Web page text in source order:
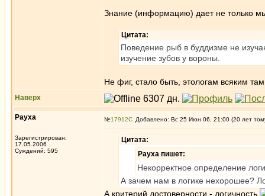
Знание (информацию) дает не только
Цитата:
Поведение рыб в буддизме не
изучение зубов у вороны.
Не фиг, стало быть, этологам всяким
Наверх
Рауха
Зарегистрирован:
17.05.2006
Суждений: 595
№17912 Добавлено: Вс 25 Июн 06, 21:00 (20 лет
Цитата:
Рауха пишет:
Некорректное определение
А зачем нам в логике нехорошее?
А критерий достоверности - логичность